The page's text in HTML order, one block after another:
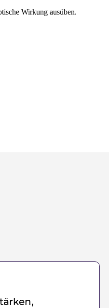
Wirkung ausüben.